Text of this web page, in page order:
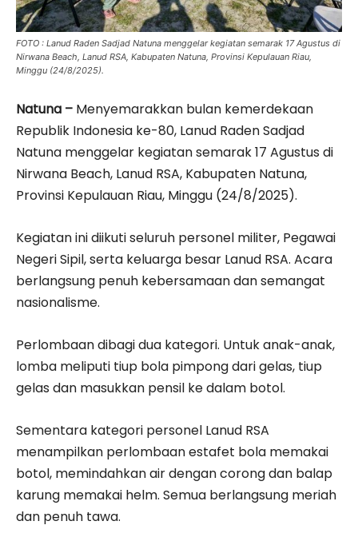
FOTO : Lanud Raden Sadjad Natuna menggelar kegiatan semarak 17 Agustus di
Nirwana Beach, Lanud RSA, Kabupaten Natuna, Provinsi Kepulauan Riau,
Minggu (24/8/2025).
Natuna – Menyemarakkan bulan kemerdekaan
Republik Indonesia ke-80, Lanud Raden Sadjad
Natuna menggelar kegiatan semarak 17 Agustus di
Nirwana Beach, Lanud RSA, Kabupaten Natuna,
Provinsi Kepulauan Riau, Minggu (24/8/2025).
Kegiatan ini diikuti seluruh personel militer, Pegawai
Negeri Sipil, serta keluarga besar Lanud RSA. Acara
berlangsung penuh kebersamaan dan semangat
nasionalisme.
Perlombaan dibagi dua kategori. Untuk anak-anak,
lomba meliputi tiup bola pimpong dari gelas, tiup
gelas dan masukkan pensil ke dalam botol.
Sementara kategori personel Lanud RSA
menampilkan perlombaan estafet bola memakai
botol, memindahkan air dengan corong dan balap
karung memakai helm. Semua berlangsung meriah
dan penuh tawa.